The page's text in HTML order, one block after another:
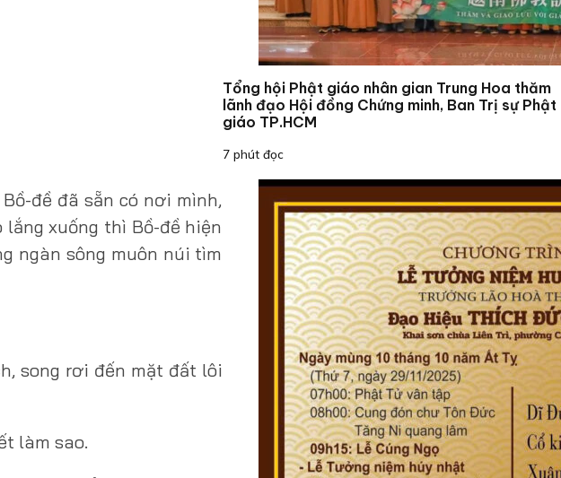
đề đã sẵn có nơi mình,
xuống thì Bồ-đề hiện
ngàn sông muôn núi tìm
song rơi đến mặt đất lôi
làm sao.
Tổng hội Phật giáo nhân gian Trung Hoa thăm
lãnh đạo Hội đồng Chứng minh, Ban Trị sự Phật
giáo TP.HCM
7 phút đọc